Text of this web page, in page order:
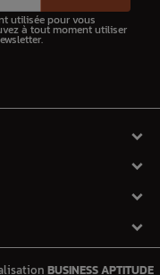
utilisée pour vous
à tout moment utiliser
BUSINESS APTITUDE